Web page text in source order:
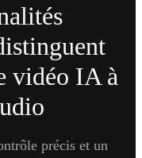
vidéo IA à
précis et un